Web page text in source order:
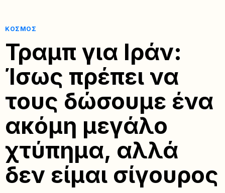
ΚΌΣΜΟΣ
Τραμπ για Ιράν:
Ίσως πρέπει να
τους δώσουμε ένα
ακόμη μεγάλο
χτύπημα, αλλά
δεν είμαι σίγουρος